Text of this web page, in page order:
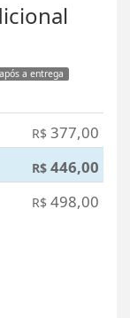
a entrega
R$ 377,00
R$ 446,00
R$ 498,00